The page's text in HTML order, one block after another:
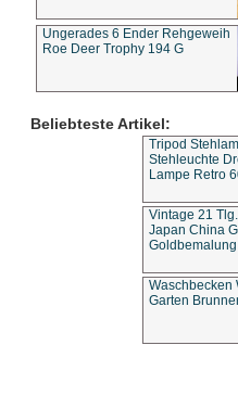
Ungerades 6 Ender Rehgeweih
Roe Deer Trophy 194 G
Beliebteste Artikel:
Tripod
Stehleuchte
Lampe Retro
Vintage 21
Japan China
Waschbecken
Garten